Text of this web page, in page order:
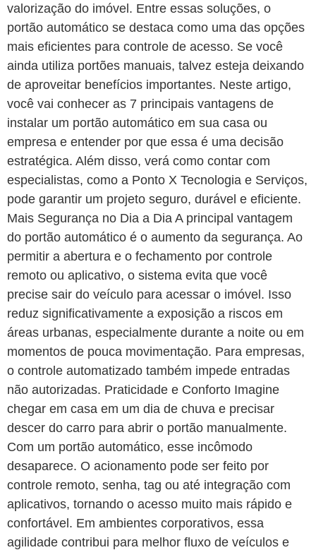
valorização do imóvel. Entre essas soluções, o
portão automático se destaca como uma das opções
mais eficientes para controle de acesso. Se você
ainda utiliza portões manuais, talvez esteja deixando
de aproveitar benefícios importantes. Neste artigo,
você vai conhecer as 7 principais vantagens de
instalar um portão automático em sua casa ou
empresa e entender por que essa é uma decisão
estratégica. Além disso, verá como contar com
especialistas, como a Ponto X Tecnologia e Serviços,
pode garantir um projeto seguro, durável e eficiente.
Mais Segurança no Dia a Dia A principal vantagem
do portão automático é o aumento da segurança. Ao
permitir a abertura e o fechamento por controle
remoto ou aplicativo, o sistema evita que você
precise sair do veículo para acessar o imóvel. Isso
reduz significativamente a exposição a riscos em
áreas urbanas, especialmente durante a noite ou em
momentos de pouca movimentação. Para empresas,
o controle automatizado também impede entradas
não autorizadas. Praticidade e Conforto Imagine
chegar em casa em um dia de chuva e precisar
descer do carro para abrir o portão manualmente.
Com um portão automático, esse incômodo
desaparece. O acionamento pode ser feito por
controle remoto, senha, tag ou até integração com
aplicativos, tornando o acesso muito mais rápido e
confortável. Em ambientes corporativos, essa
agilidade contribui para melhor fluxo de veículos e